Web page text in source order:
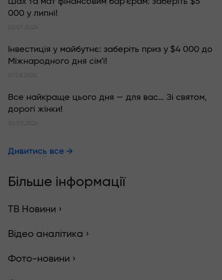
000 у липні!
02.07.2026
Інвестиція у майбутнє: заберіть приз у $4 000 до
Міжнародного дня сім'ї!
01.05.2026
Все найкраще цього дня — для вас… Зі святом,
дорогі жінки!
06.03.2026
Дивитись все
Більше інформації
ТВ Новини ›
Відео аналітика ›
Фото-новини ›